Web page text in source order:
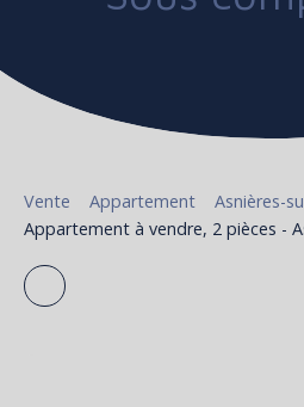
Vente Appartement
Asnières-
Appartement à vendre, 2 pièces -